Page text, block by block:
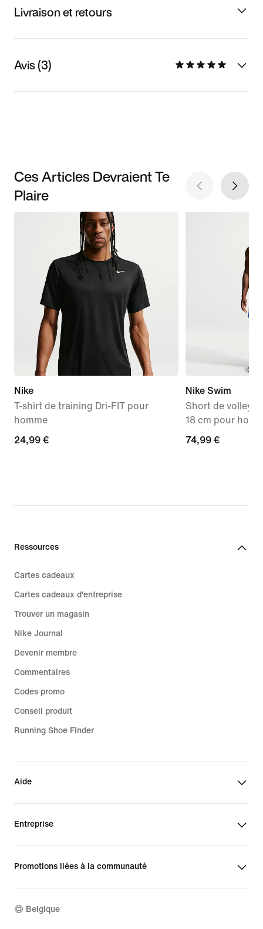
Livraison et retours
Avis (3)
Ces Articles Devraient Te
Plaire
Nike
T-shirt de training Dri-FIT pour
homme
24,99 €
24,99 €
Nike Swim
Short de volley
18 cm pour
74,99 €
74,99 €
Ressources
Cartes cadeaux
Cartes cadeaux d'entreprise
Trouver un magasin
Nike Journal
Devenir membre
Commentaires
Codes promo
Conseil produit
Running Shoe Finder
Aide
Entreprise
Promotions liées à la communauté
Belgique